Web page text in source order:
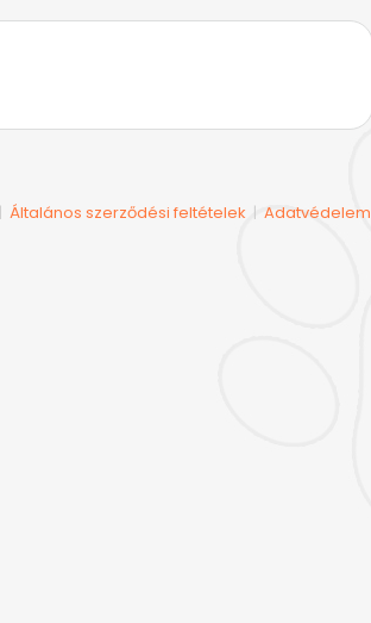
Általános szerződési feltételek Adatvédelem